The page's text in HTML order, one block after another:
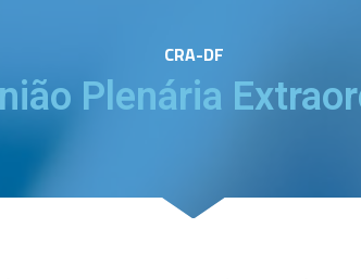
CRA-DF
Plenária